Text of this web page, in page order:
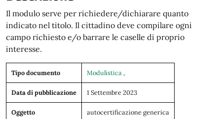
Il modulo serve per richiedere/dichiarare quanto
indicato nel titolo. Il cittadino deve compilare ogni
campo richiesto e/o barrare le caselle di proprio
interesse.
Tipo documento Modulistica ,
Data di pubblicazione 1 Settembre 2023
Oggetto autocertificazione generica